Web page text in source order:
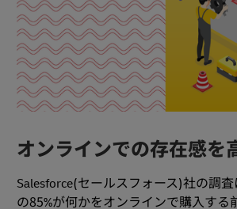
オンラインでの存在感を
Salesforce(セールスフォース)社の調
の85%が何かをオンラインで購入する